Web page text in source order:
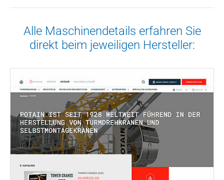
Alle Maschinendetails erfahren Sie
direkt beim jeweiligen Hersteller: